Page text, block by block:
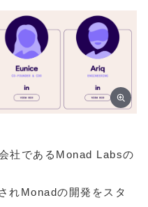
社であるMonad Labsの
れMonadの開発をスタ